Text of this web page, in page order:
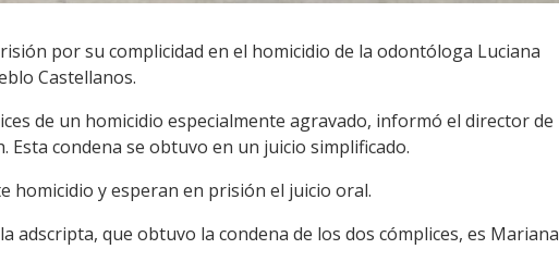
por su complicidad en el homicidio de la odontóloga Luciana
Castellanos.
de un homicidio especialmente agravado, informó el director de
Esta condena se obtuvo en un juicio simplificado.
homicidio y esperan en prisión el juicio oral.
adscripta, que obtuvo la condena de los dos cómplices, es Mariana